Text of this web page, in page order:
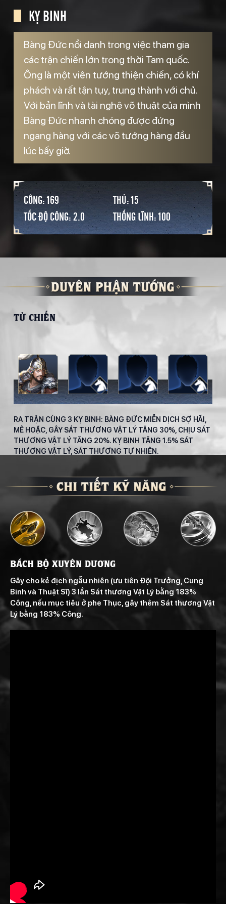
KỴ BINH
Bàng Đức nổi danh trong việc tham gia
các trận chiến lớn trong thời Tam quốc.
Ông là một viên tướng thiện chiến, có khí
phách và rất tận tụy, trung thành với chủ.
Với bản lĩnh và tài nghệ võ thuật của mình
Bàng Đức nhanh chóng được đứng
ngang hàng với các võ tướng hàng đầu
lúc bấy giờ.
CÔNG: 169
THỦ: 15
TỐC ĐỘ CÔNG: 2.0
THỐNG LĨNH: 100
TỬ CHIẾN
RA TRẬN CÙNG 3 KỴ BINH: BÀNG ĐỨC MIỄN DỊCH SỢ HÃI,
MÊ HOẶC, GÂY SÁT THƯƠNG VẬT LÝ TĂNG 30%, CHỊU SÁT
THƯƠNG VẬT LÝ TĂNG 20%. KỴ BINH TĂNG 1.5% SÁT
THƯƠNG VẬT LÝ, SÁT THƯƠNG TỰ NHIÊN.
BÁCH BỘ XUYÊN DƯƠNG
Gây cho kẻ địch ngẫu nhiên (ưu tiên Đội Trưởng, Cung
Binh và Thuật Sĩ) 3 lần Sát thương Vật Lý bằng 183%
Công, nếu mục tiêu ở phe Thục, gây thêm Sát thương Vật
Lý bằng 183% Công.